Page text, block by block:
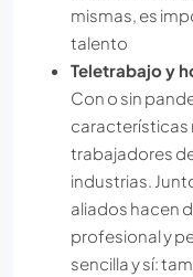
mismas, es
talento
Teletrabajo y
Con o sin
características
trabajadores
industrias.
aliados hacen
profesional y
sencilla y sí: